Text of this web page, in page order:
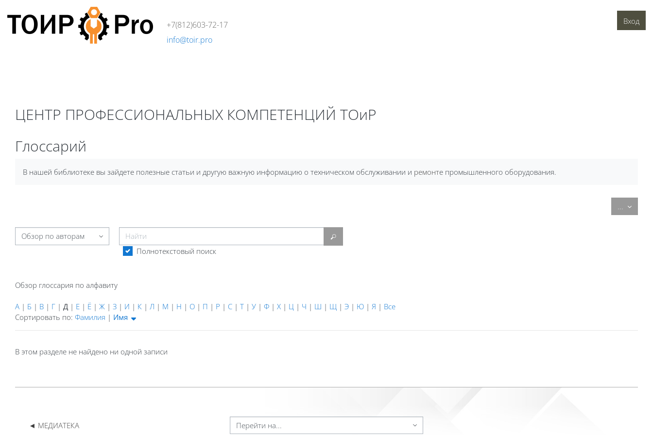
Перейти к основному содержанию
+7(812)603-72-17
info@toir.pro
Вход
ЦЕНТР ПРОФЕССИОНАЛЬНЫХ КОМПЕТЕНЦИЙ ТОиР
Блоки
Глоссарий
В нашей библиотеке вы зайдете полезные статьи и другую важную информацию о техническом обслуживании и ремонте промышленного оборудования.
...
Обзор глоссария по алфавиту
Найти
Найти
Полнотекстовый поиск
Обзор глоссария по алфавиту
А | Б | В | Г | Д | Е | Ё | Ж | З | И | К | Л | М | Н | О | П | Р | С | Т | У | Ф | Х | Ц | Ч | Ш | Щ | Э | Ю | Я | Все
Отсортированы Имя (возрастание)
Сортировать по: Фамилия | Имя
В этом разделе не найдено ни одной записи
◄ МЕДИАТЕКА Перейти на...